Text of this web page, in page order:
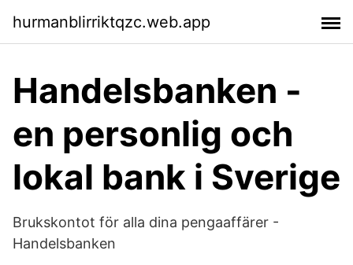
hurmanblirriktqzc.web.app
Handelsbanken -
en personlig och
lokal bank i Sverige
Brukskontot för alla dina pengaaffärer -
Handelsbanken